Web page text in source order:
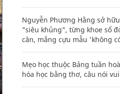
Nguyễn Phương Hằng sở
"siêu khủng", từng khoe sổ
cân, mắng cựu mẫu 'không
Mẹo học thuộc Bảng tuần
hóa học bằng thơ, câu nói